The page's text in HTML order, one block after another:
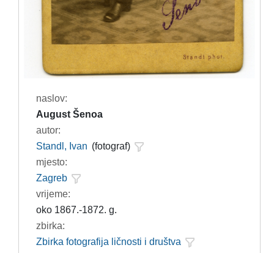
naslov:
August Šenoa
autor:
Standl, Ivan (fotograf)
mjesto:
Zagreb
vrijeme:
oko 1867.-1872. g.
zbirka:
Zbirka fotografija ličnosti i društva